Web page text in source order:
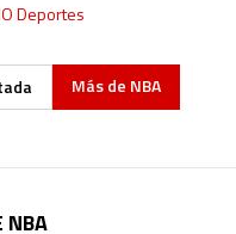
Deportes
Más de NBA
NBA